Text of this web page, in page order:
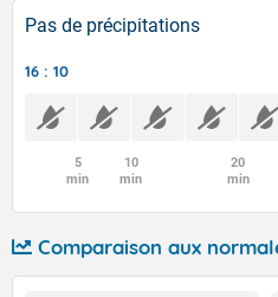
Pas de précipitations
16 : 10
5
min
10
min
20
min
Comparaison aux